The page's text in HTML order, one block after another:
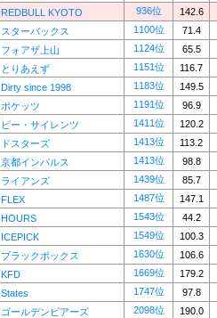
REDBULL KYOTO 936位
142.6
スターバックス 1100位
71.4
フォアザ上山 1124位
65.5
とりあえず 1151位
116.7
Dirty since 1998 1183位
149.5
ポケッツ 1191位
96.9
ビー・サイレンツ 1411位
120.2
ドスターズ 1413位
113.2
京都インパルス 1413位
98.8
ライアンズ 1439位
85.7
FLEX 1487位
147.1
HOURS 1543位
44.2
ICEPICK 1549位
100.3
ブラックボックス 1630位
106.6
KFD 1669位
179.2
States 1747位
97.8
ゴールデンビアーズ 2098位
190.0